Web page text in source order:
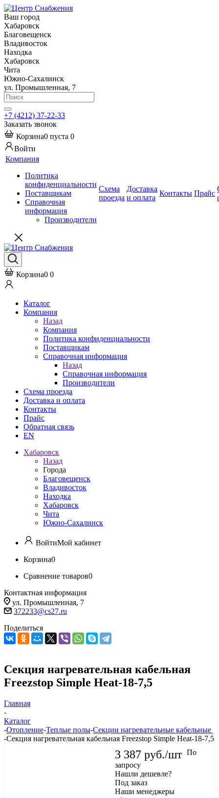
Ваш город
Хабаровск
Благовещенск
Владивосток
Находка
Хабаровск
Чита
Южно-Сахалинск
ул. Промышленная, 7
+7 (4212) 37-22-33
Заказать звонок
Корзина0 пуста 0
Войти
Компания
Политика
конфиденциальности
Поставщикам
Справочная
информация
Производители
Схема
проезда
Доставка
и оплата
Контакты Прайс
Корзина0 0
Каталог
Компания
Назад
Компания
Политика конфиденциальности
Поставщикам
Справочная информация
Назад
Справочная информация
Производители
Схема проезда
Доставка и оплата
Контакты
Прайс
Обратная связь
EN
Хабаровск
Назад
Города
Благовещенск
Владивосток
Находка
Хабаровск
Чита
Южно-Сахалинск
ВойтиМой кабинет
Корзина0
Сравнение товаров0
Контактная информация
ул. Промышленная, 7
372233@cs27.ru
Поделиться
Секция нагревательная кабельная
Freezstop Simple Heat-18-7,5
Главная
-
Каталог
-Отопление-Теплые полы-Секции нагревательные кабельные
-Секция нагревательная кабельная Freezstop Simple Heat-18-7,5
3 387 руб./шт По
запросу
Нашли дешевле?
Под заказ
Наши менеджеры